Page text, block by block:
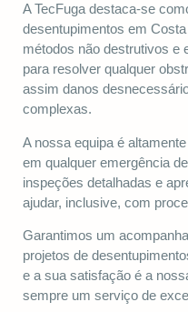
A TecFuga destaca-se
desentupimentos em
métodos não destrutivos e
para resolver qualquer
assim danos
complexas.
A nossa equipa é
em qualquer emergência
inspeções detalhadas e
ajudar, inclusive, com
Garantimos um
projetos de
e a sua satisfação é a
sempre um serviço de